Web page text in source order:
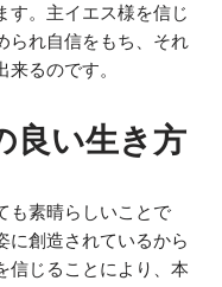
す。主イエス様を信じ
られ自信をもち、それ
るのです。
良い生き方
も素晴らしいことで
に創造されているから
信じることにより、本